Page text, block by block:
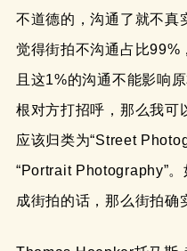
不道德的，沟通了就不真
觉得街拍不沟通占比99%
且这1%的沟通不能影响
根对方打招呼，那么我可
应该归类为“Street
“Portrait Photography”
成街拍的话，那么街拍确